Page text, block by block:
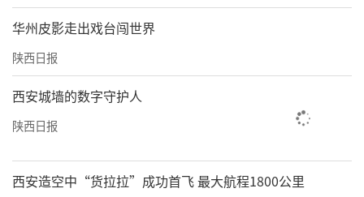
华州皮影走出戏台闯世界
陕西日报
西安城墙的数字守护人
陕西日报
西安造空中“货拉拉”成功首飞 最大航程1800公里